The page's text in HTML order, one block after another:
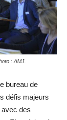
: AMJ.
bureau de
défis majeurs
des